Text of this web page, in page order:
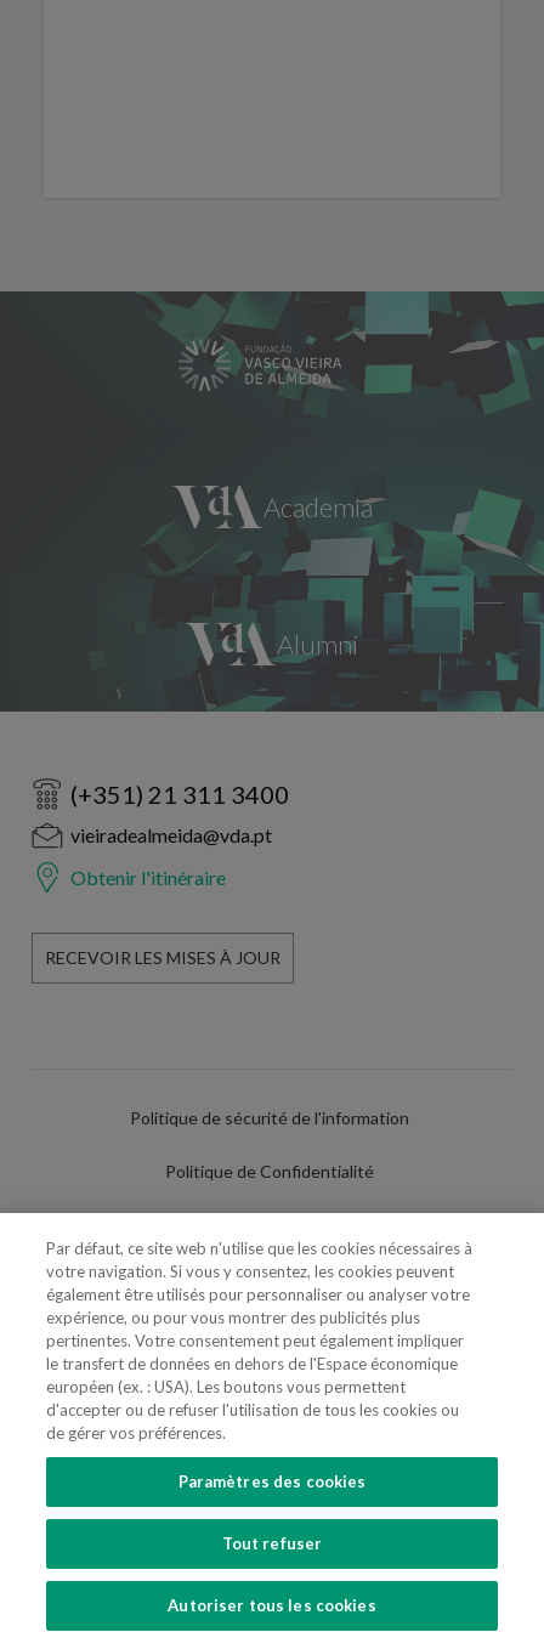
(+351) 21 311 3400
vieiradealmeida@vda.pt
Obtenir l'itinéraire
RECEVOIR LES MISES À JOUR
Politique de sécurité de l'information
Politique de Confidentialité
Politique de Cookies
Paramètres des cookies
Utilisation Frauduleuse du Nom/Brand
SUIVEZ-NOUS
Advogados e Consultores, SP RL. Todos os direitos reservados.
Created by
SOFTWAY
Par défaut, ce site web n'utilise que les cookies nécessaires à
votre navigation. Si vous y consentez, les cookies peuvent
également être utilisés pour personnaliser ou analyser votre
expérience, ou pour vous montrer des publicités plus
pertinentes. Votre consentement peut également impliquer
le transfert de données en dehors de l'Espace économique
européen (ex. : USA). Les boutons vous permettent
d'accepter ou de refuser l'utilisation de tous les cookies ou
de gérer vos préférences.
Paramètres des cookies
Tout refuser
Autoriser tous les cookies